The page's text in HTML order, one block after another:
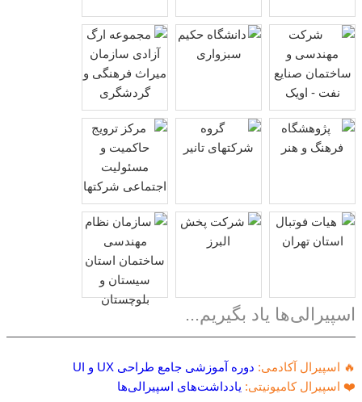
اسپیرالی‌ها یاد بگیریم...
🔥 اسپیرال آکادمی: دوره آموزشی جامع طراحی UX و UI
❤️ اسپیرال کامیونیتی: یادداشت‌های اسپیرالی‌ها